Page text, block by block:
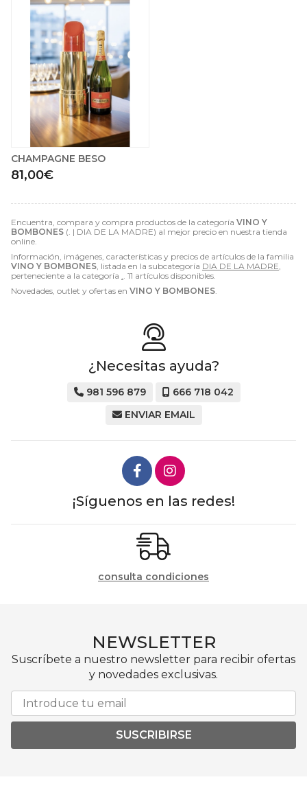
Encuentra, compara y compra productos de la categoría VINO Y
BOMBONES (. | DIA DE LA MADRE) al mejor precio en nuestra tienda
online.
Información, imágenes, características y precios de artículos de la familia
VINO Y BOMBONES , listada en la subcategoría DIA DE LA MADRE
perteneciente a la categoría
. 11 artículos disponibles.
Novedades, outlet y ofertas en VINO Y BOMBONES
CHAMPAGNE BESO
81,00€
¿Necesitas ayuda?
981 596 879
666 718 042
ENVIAR EMAIL
¡Síguenos en las redes!
consulta condiciones
NEWSLETTER
Suscríbete a nuestro newsletter para recibir ofertas
y novedades exclusivas.
SUSCRIBIRSE